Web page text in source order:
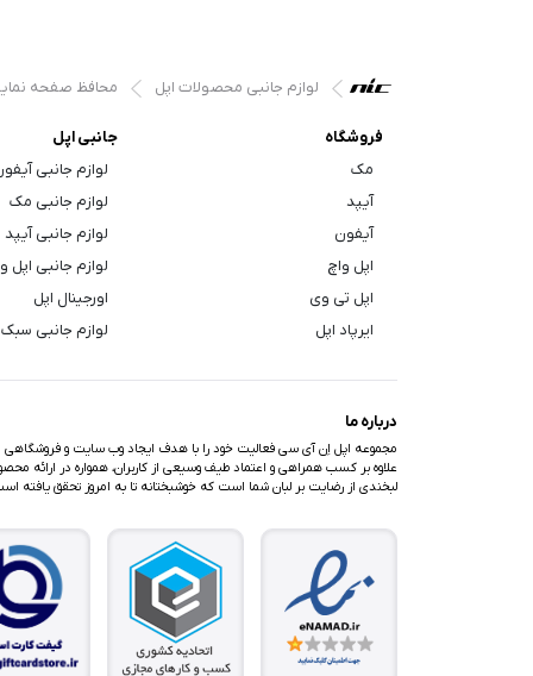
لوازم جانبی محصولات اپل محافظ صفحه
فروشگاه
مک
آیپد
آیفون
اپل واچ
اپل تی وی
ایرپاد اپل
جانبی اپل
لوازم جانبی
لوازم جانبی مک
لوازم جانبی آیپد
لوازم جانبی اپل
اورجینال اپل
لوازم جانبی
درباره ما
مجموعه اپل اِن آی سی فعالیت خود را با هدف ایجاد وب سایت و فروشگاهی
علاوه بر کسب همراهی و اعتماد طیف وسیعی از کاربران، همواره در ارائه
لبخندی از رضایت بر لبان شما است که خوشبختانه تا به امروز تحقق یافته